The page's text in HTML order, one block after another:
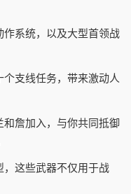
作系统，以及大型首领战
个支线任务，带来激动人
和詹加入，与你共同抵御
，这些武器不仅用于战